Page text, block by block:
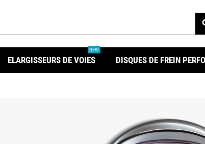
ELARGISSEURS DE VOIES
NEW
DISQUES DE FREIN